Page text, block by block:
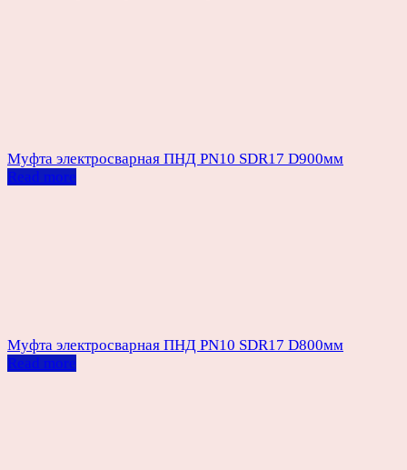
Муфта электросварная ПНД PN10 SDR17 D900мм
Read more
Муфта электросварная ПНД PN10 SDR17 D800мм
Read more